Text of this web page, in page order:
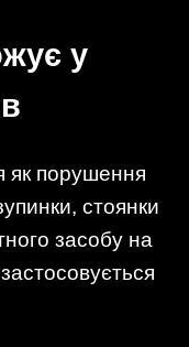
у
як порушення
стоянки
засобу на